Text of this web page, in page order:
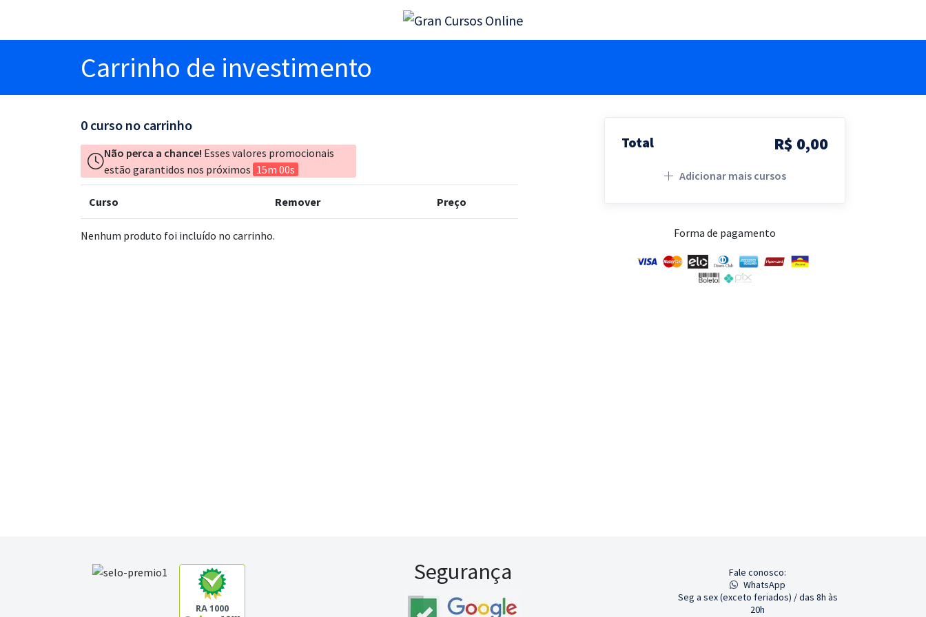
Carrinho de investimento
0 curso no carrinho
Não perca a chance! Esses valores promocionais
estão garantidos nos próximos 15m 00s
Curso Remover Preço
Nenhum produto foi incluído no carrinho.
Total R$ 0,00
Adicionar mais cursos
Forma de pagamento
RA 1000
Segurança
Fale conosco:
WhatsApp
Seg a sex (exceto feriados) / das 8h às
20h